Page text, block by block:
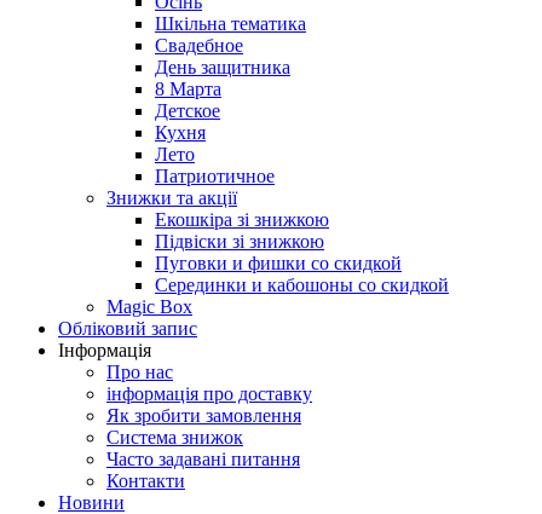
Шкільна тематика
Свадебное
День защитника
8 Марта
Детское
Кухня
Лето
Патриотичное
Знижки та акції
Екошкіра зі знижкою
Підвіски зі знижкою
Пуговки и фишки со скидкой
Серединки и кабошоны со скидкой
Magic Box
Обліковий запис
Інформація
Про нас
інформація про доставку
Як зробити замовлення
Система знижок
Часто задавані питання
Контакти
Новини